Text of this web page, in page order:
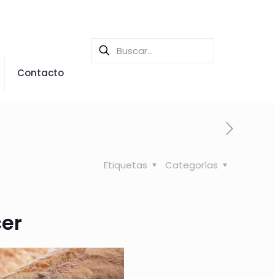
Contacto
Categorías
Etiquetas